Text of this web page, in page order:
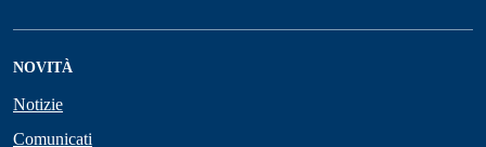
NOVITÀ
Notizie
Comunicati